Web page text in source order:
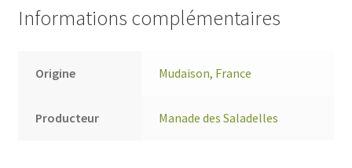
Informations complémentaires
Origine Mudaison, France
Producteur Manade des Saladelles